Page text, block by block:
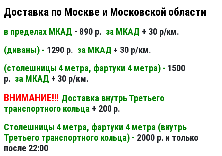
Доставка по Москве и Московской области
в пределах МКАД - 890 р. за МКАД + 30 р/км.
(диваны) - 1290 р. за МКАД + 30 р/км.
(столешницы 4 метра, фартуки 4 метра) - 1500
р. за МКАД + 30 р/км.
ВНИМАНИЕ!!! Доставка внутрь Третьего
транспортного кольца + 200 р.
Столешницы 4 метра, фартуки 4 метра (внутрь
Третьего транспортного кольца) - 2000 р. и только
после 22:00